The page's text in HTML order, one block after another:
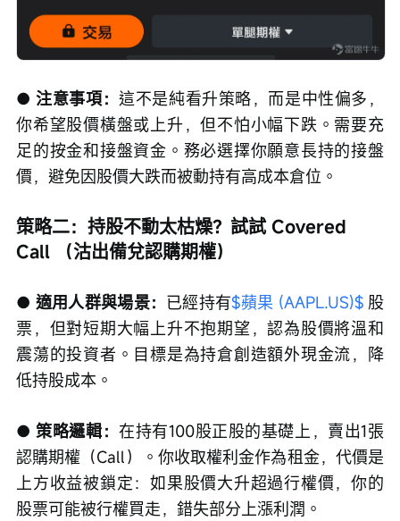
● 注意事項：這不是純看升策略，而是中性偏多，
你希望股價橫盤或上升，但不怕小幅下跌。需要充
足的按金和接盤資金。務必選擇你願意長持的接盤
價，避免因股價大跌而被動持有高成本倉位。
策略二：持股不動太枯燥？試試 Covered
Call （沽出備兌認購期權）
● 適用人群與場景： 已經持有$蘋果 (AAPL.US)$ 股
票，但對短期大幅上升不抱期望，認為股價將溫和
震蕩的投資者。目標是為持倉創造額外現金流，降
低持股成本。
● 策略邏輯：在持有100股正股的基礎上，賣出1張
認購期權（Call）。你收取權利金作為租金，代價是
上方收益被鎖定：如果股價大升超過行權價，你的
股票可能被行權買走，錯失部分上漲利潤。